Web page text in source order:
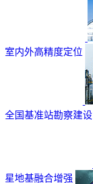
室内外高精度定位
全国基准站勘察建设
星地基融合增强